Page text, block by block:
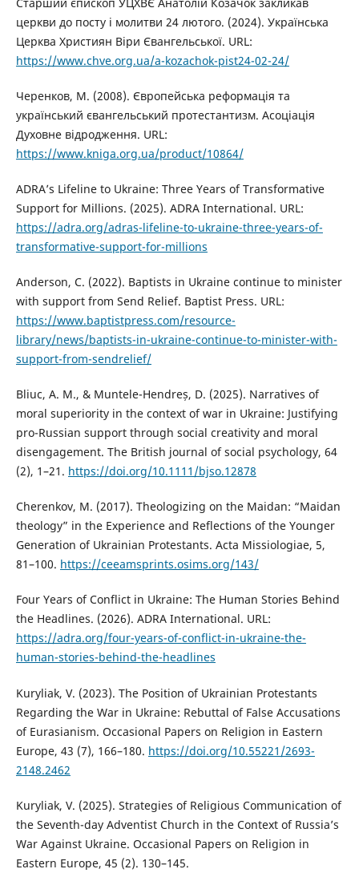
Старший єпископ УЦХВЄ Анатолій Козачок закликав
церкви до посту і молитви 24 лютого. (2024). Українська
Церква Християн Віри Євангельської. URL:
https://www.chve.org.ua/a-kozachok-pist24-02-24/
Черенков, М. (2008). Європейська реформація та
український євангельський протестантизм. Асоціація
Духовне відродження. URL:
https://www.kniga.org.ua/product/10864/
ADRA’s Lifeline to Ukraine: Three Years of Transformative
Support for Millions. (2025). ADRA International. URL:
https://adra.org/adras-lifeline-to-ukraine-three-years-of-
transformative-support-for-millions
Anderson, C. (2022). Baptists in Ukraine continue to minister
with support from Send Relief. Baptist Press. URL:
https://www.baptistpress.com/resource-
library/news/baptists-in-ukraine-continue-to-minister-with-
support-from-sendrelief/
Bliuc, A. M., & Muntele-Hendreș, D. (2025). Narratives of
moral superiority in the context of war in Ukraine: Justifying
pro-Russian support through social creativity and moral
disengagement. The British journal of social psychology, 64
(2), 1–21. https://doi.org/10.1111/bjso.12878
Cherenkov, M. (2017). Theologizing on the Maidan: “Maidan
theology” in the Experience and Reflections of the Younger
Generation of Ukrainian Protestants. Acta Missiologiae, 5,
81–100. https://ceeamsprints.osims.org/143/
Four Years of Conflict in Ukraine: The Human Stories Behind
the Headlines. (2026). ADRA International. URL:
https://adra.org/four-years-of-conflict-in-ukraine-the-
human-stories-behind-the-headlines
Kuryliak, V. (2023). The Position of Ukrainian Protestants
Regarding the War in Ukraine: Rebuttal of False Accusations
of Eurasianism. Occasional Papers on Religion in Eastern
Europe, 43 (7), 166–180. https://doi.org/10.55221/2693-
2148.2462
Kuryliak, V. (2025). Strategies of Religious Communication of
the Seventh-day Adventist Church in the Context of Russia’s
War Against Ukraine. Occasional Papers on Religion in
Eastern Europe, 45 (2). 130–145.